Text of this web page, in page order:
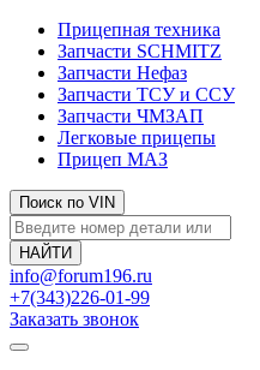
Прицепная техника
Запчасти SCHMITZ
Запчасти Нефаз
Запчасти ТСУ и ССУ
Запчасти ЧМЗАП
Легковые прицепы
Прицеп МАЗ
Поиск по VIN
info@forum196.ru
+7(343)226-01-99
Заказать звонок